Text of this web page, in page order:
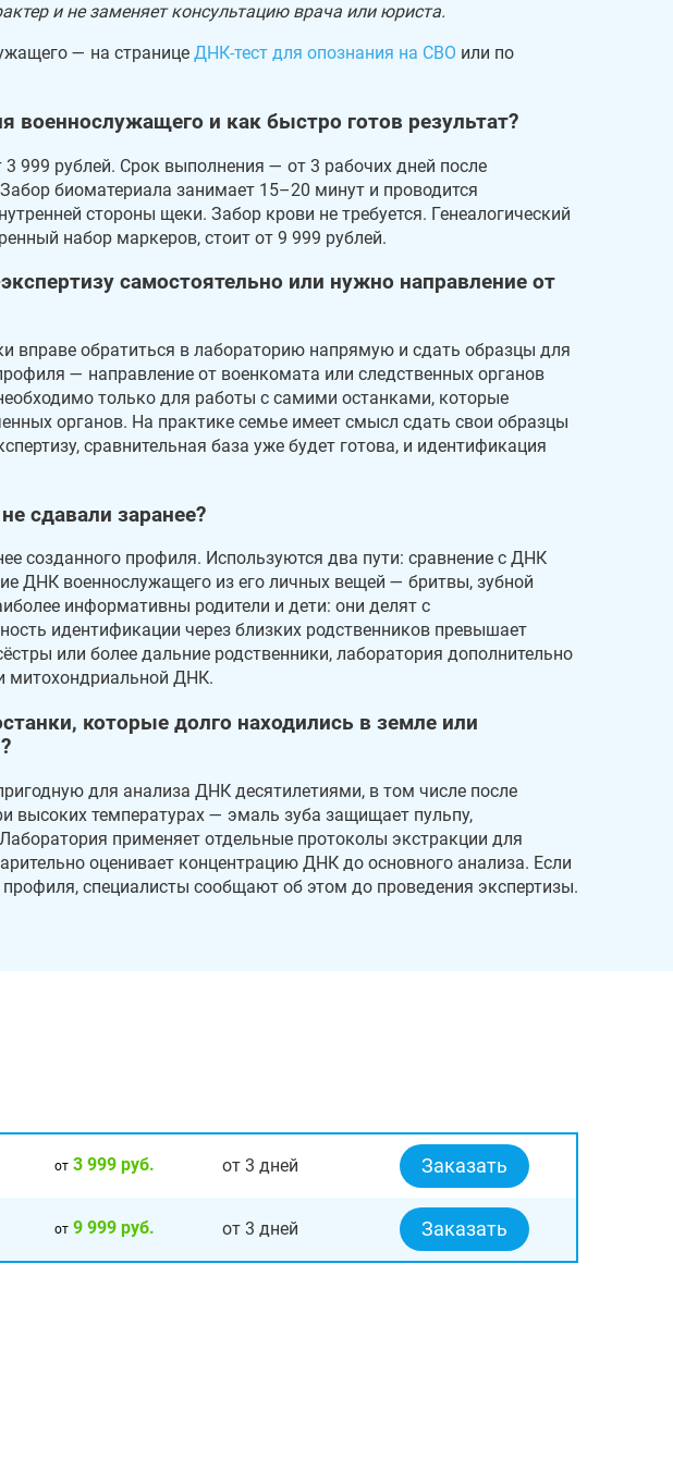
и не заменяет консультацию врача или юриста.
— на странице ДНК-тест для опознания на СВО или по
военнослужащего и как быстро готов результат?
999 рублей. Срок выполнения — от 3 рабочих дней после
биоматериала занимает 15–20 минут и проводится
стороны щеки. Забор крови не требуется. Генеалогический
набор маркеров, стоит от 9 999 рублей.
самостоятельно или нужно направление от
вправе обратиться в лабораторию напрямую и сдать образцы для
— направление от военкомата или следственных органов
только для работы с самими останками, которые
органов. На практике семье имеет смысл сдать свои образцы
сравнительная база уже будет готова, и идентификация
сдавали заранее?
созданного профиля. Используются два пути: сравнение с ДНК
ДНК военнослужащего из его личных вещей — бритвы, зубной
информативны родители и дети: они делят с
идентификации через близких родственников превышает
или более дальние родственники, лаборатория дополнительно
митохондриальной ДНК.
которые долго находились в земле или
для анализа ДНК десятилетиями, в том числе после
высоких температурах — эмаль зуба защищает пульпу,
применяет отдельные протоколы экстракции для
оценивает концентрацию ДНК до основного анализа. Если
специалисты сообщают об этом до проведения экспертизы.
от3 999 руб. от 3 дней Заказать
от9 999 руб. от 3 дней Заказать